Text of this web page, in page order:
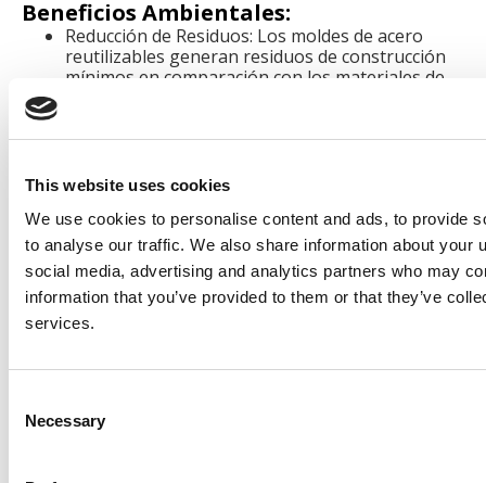
This website uses cookies
We use cookies to personalise content and ads, to provide
to analyse our traffic. We also share information about your
social media, advertising and analytics partners who may
information that you’ve provided to them or that they’ve
services.
Selection
Necessary
Beneficios Ambientales:
Reducción de Residuos: Los moldes de acero
reutilizables generan residuos de construcción
mínimos en comparación con los materiales de
Prácticas Sostenibles: El uso de restos de
bloques en L contribuye a una economía circular
Producto de Larga Duración: La durabilidad de
los bloques en L prefabricados significa que
tienen una vida útil más larga, reduciendo la
necesidad de reemplazos y el impacto ambiental
asociado.
Aplicaciones comunes de los
bloques en L para muros de
Los bloques en L para muros de hormigón son una